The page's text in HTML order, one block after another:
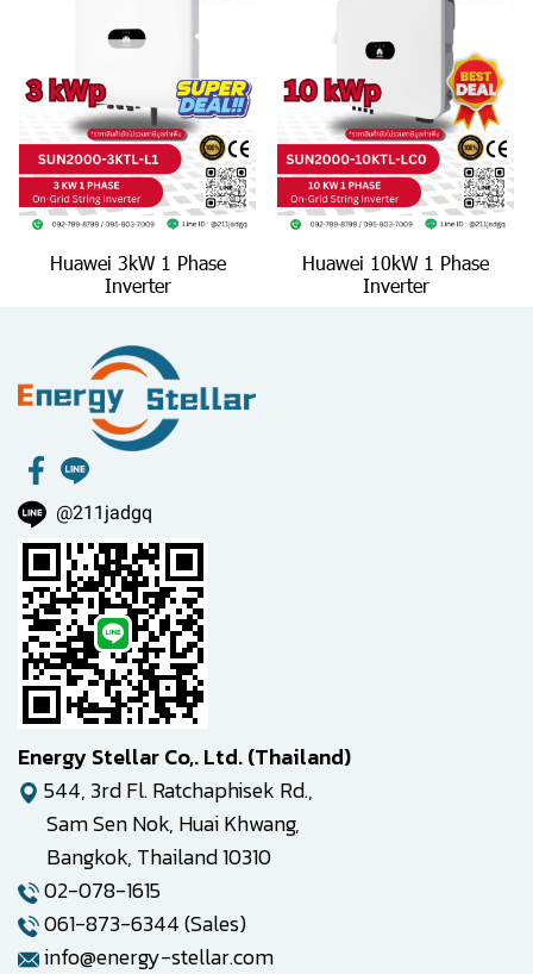
Huawei 3kW 1 Phase
Inverter
Huawei 10kW 1 Phase
Inverter
@211jadgq
Energy Stellar Co,. Ltd. (Thailand)
544, 3rd Fl. Ratchaphisek Rd.,
Sam Sen Nok, Huai Khwang,
Bangkok, Thailand 10310
02-078-1615
061-873-6344 (Sales)
info@energy-stellar.com